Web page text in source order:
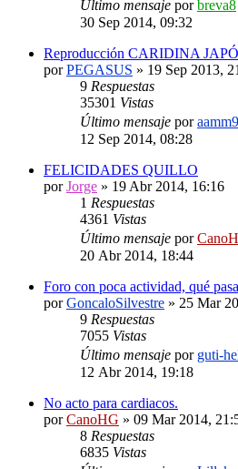
Último mensaje porbreva8
30 Sep 2014, 09:32
Reproducción CARIDINA
porPEGASUS » 19 Sep 2013,
9 Respuestas
35301 Vistas
Último mensaje por
12 Sep 2014, 08:28
FELICIDADES QUILLO
porJorge » 19 Abr 2014, 16:16
1 Respuestas
4361 Vistas
Último mensaje por
20 Abr 2014, 18:44
Foro con poca actividad, qué
porGoncaloSilvestre » 25 Mar
9 Respuestas
7055 Vistas
Último mensaje por guti-
12 Abr 2014, 19:18
No acto para cardiacos.
porCanoHG » 09 Mar 2014,
8 Respuestas
6835 Vistas